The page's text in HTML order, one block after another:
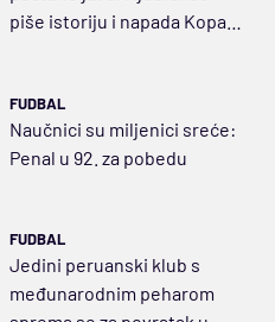
piše istoriju i napada Kopa
FUDBAL
Naučnici su miljenici sreće:
Penal u 92. za pobedu
FUDBAL
Jedini peruanski klub s
međunarodnim peharom